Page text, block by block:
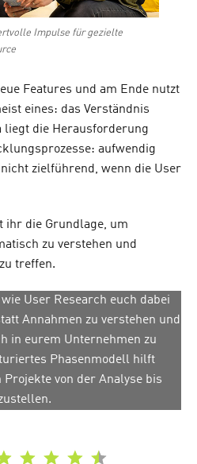
Impulse für gezielte
Features und am Ende nutzt
eines: das Verständnis
liegt die Herausforderung
aufwendig
zielführend, wenn die User
ihr die Grundlage, um
zu verstehen und
treffen.
User Research euch dabei
Annahmen zu verstehen und
in eurem Unternehmen zu
Phasenmodell hilft
von der Analyse bis